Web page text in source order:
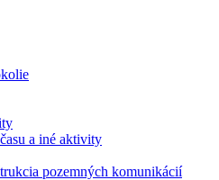
a iné aktivity
pozemných komunikácií